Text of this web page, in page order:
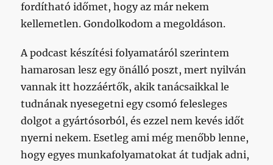
fordítható időmet, hogy az már nekem
kellemetlen. Gondolkodom a megoldáson.
A podcast készítési folyamatáról szerintem
hamarosan lesz egy önálló poszt, mert nyilván
vannak itt hozzáértők, akik tanácsaikkal le
tudnának nyesegetni egy csomó felesleges
dolgot a gyártósorból, és ezzel nem kevés időt
nyerni nekem. Esetleg ami még menőbb lenne,
hogy egyes munkafolyamatokat át tudjak adni,